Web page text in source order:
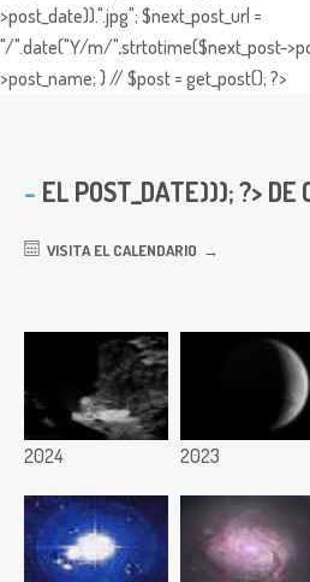
>post_date)).".jpg"; $next_post_url =
"/".date("Y/m/",strtotime($next_post-
>post_name; } // $post = get_post(); ?>
EL POST_DATE))); ?> DE
VISITA EL CALENDARIO
2024 2023